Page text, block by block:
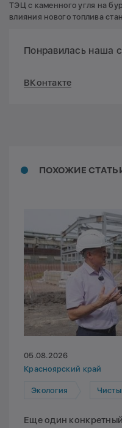
ТЭЦ с каменного угля на
влияния нового топлива
Понравилась наша
ВКонтакте
ПОХОЖИЕ
05.08.2026
Красноярский край
Экология
Еще один